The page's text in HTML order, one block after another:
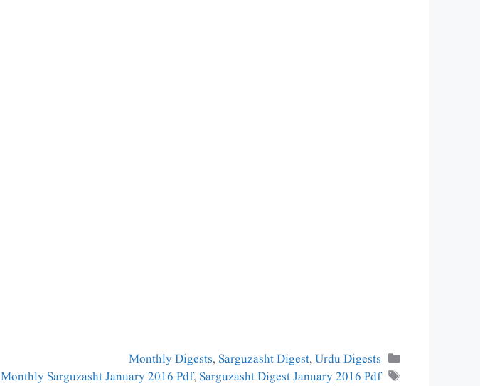
Categories
Monthly Digests, Sarguzasht Digest,Urdu Digests
Tags
Monthly Sarguzasht January 2016 Pdf, Sarguzasht Digest January 2016 Pdf